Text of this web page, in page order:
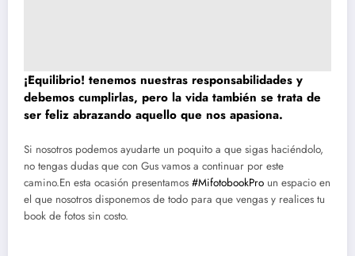
¡Equilibrio! tenemos nuestras responsabilidades y
debemos cumplirlas, pero la vida también se trata de
ser feliz abrazando aquello que nos apasiona.
Si nosotros podemos ayudarte un poquito a que sigas haciéndolo,
no tengas dudas que con Gus vamos a continuar por este
camino.En esta ocasión presentamos #MifotobookPro un espacio en
el que nosotros disponemos de todo para que vengas y realices tu
book de fotos sin costo.